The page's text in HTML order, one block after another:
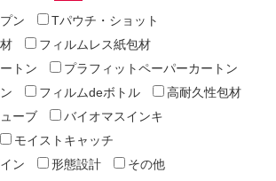
ン
Tパウチ・ショット
フィルムレス紙包材
トン
プラフィットペーパーカートン
フィルムdeボトル
高耐久性包材
ーブ
バイオマスインキ
モイストキャッチ
ン
形態設計 その他